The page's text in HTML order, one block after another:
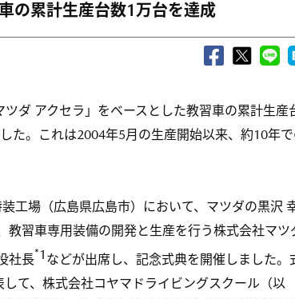
の累計生産台数1万台を達成
ダ アクセラ」をベースとした教習車の累計生産
た。これは2004年5月の生産開始以来、約10年
工場（広島県広島市）において、マツダの黒沢
教習車専用装備の開発と生産を行う株式会社マツ
社長*1 などが出席し、記念式典を開催しました。
て、株式会社コヤマドライビングスクール（以